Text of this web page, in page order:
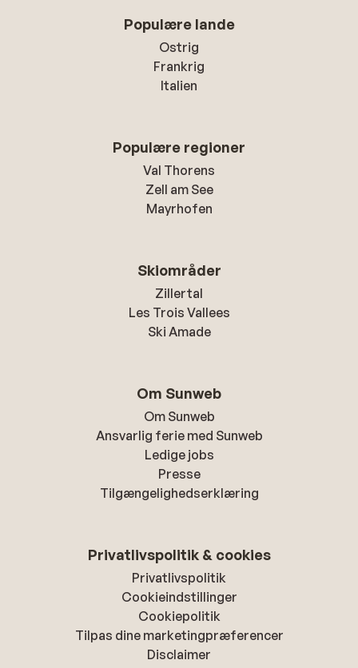
Populære lande
Ostrig
Frankrig
Italien
Populære regioner
Val Thorens
Zell am See
Mayrhofen
Skiområder
Zillertal
Les Trois Vallees
Ski Amade
Om Sunweb
Om Sunweb
Ansvarlig ferie med Sunweb
Ledige jobs
Presse
Tilgængelighedserklæring
Privatlivspolitik & cookies
Privatlivspolitik
Cookieindstillinger
Cookiepolitik
Tilpas dine marketingpræferencer
Disclaimer